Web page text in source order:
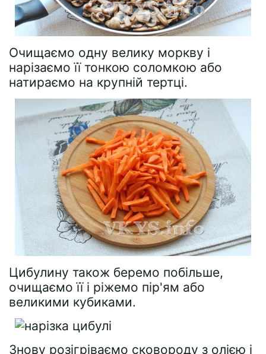
Очищаємо одну велику моркву і
нарізаємо її тонкою соломкою або
натираємо на крупній тертці.
Цибулину також беремо побільше,
очищаємо її і ріжемо пір'ям або
великими кубиками.
Знову розігріваємо сковороду з олією і